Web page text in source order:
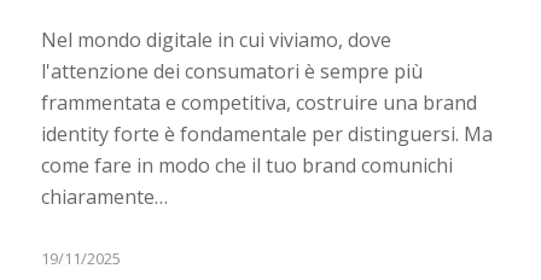
Nel mondo digitale in cui viviamo, dove
l'attenzione dei consumatori è sempre più
frammentata e competitiva, costruire una brand
identity forte è fondamentale per distinguersi. Ma
come fare in modo che il tuo brand comunichi
chiaramente…
19/11/2025